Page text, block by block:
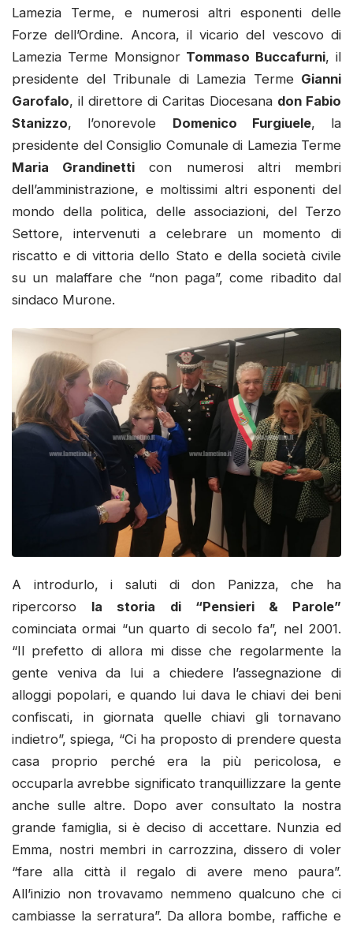
Lamezia Terme, e numerosi altri esponenti delle
Forze dell’Ordine. Ancora, il vicario del vescovo di
Lamezia Terme Monsignor Tommaso Buccafurni, il
presidente del Tribunale di Lamezia Terme Gianni
Garofalo, il direttore di Caritas Diocesana don Fabio
Stanizzo, l’onorevole Domenico Furgiuele, la
presidente del Consiglio Comunale di Lamezia Terme
Maria Grandinetti con numerosi altri membri
dell’amministrazione, e moltissimi altri esponenti del
mondo della politica, delle associazioni, del Terzo
Settore, intervenuti a celebrare un momento di
riscatto e di vittoria dello Stato e della società civile
su un malaffare che “non paga”, come ribadito dal
sindaco Murone.
A introdurlo, i saluti di don Panizza, che ha
ripercorso la storia di “Pensieri & Parole”
cominciata ormai “un quarto di secolo fa”, nel 2001.
“Il prefetto di allora mi disse che regolarmente la
gente veniva da lui a chiedere l’assegnazione di
alloggi popolari, e quando lui dava le chiavi dei beni
confiscati, in giornata quelle chiavi gli tornavano
indietro”, spiega, “Ci ha proposto di prendere questa
casa proprio perché era la più pericolosa, e
occuparla avrebbe significato tranquillizzare la gente
anche sulle altre. Dopo aver consultato la nostra
grande famiglia, si è deciso di accettare. Nunzia ed
Emma, nostri membri in carrozzina, dissero di voler
“fare alla città il regalo di avere meno paura”.
All’inizio non trovavamo nemmeno qualcuno che ci
cambiasse la serratura”. Da allora bombe, raffiche e